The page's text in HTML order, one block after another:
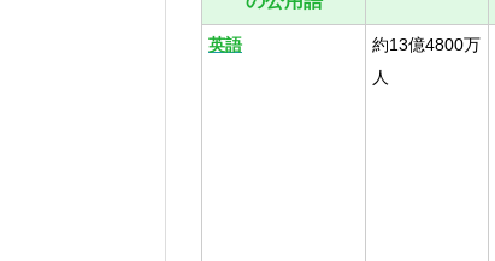
英語
約13億4800万
人